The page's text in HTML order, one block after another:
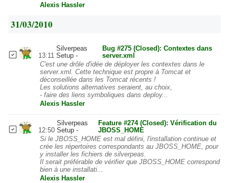
Alexis Hassler
31/03/2010
13:11
Silverpeas
Setup
Bug #275 (Closed): Contextes dans
server.xml
C'est une drôle d'idée de déployer les contextes dans le
server.xml. Cette technique est propre à Tomcat et
déconseillée dans les Tomcat récents !
Les solutions alternatives seraient, au choix,
- faire des liens symboliques dans deploy...
Alexis Hassler
12:50
Silverpeas
Setup
Feature #274 (Closed): Vérification du
JBOSS_HOME
Si le JBOSS_HOME est mal défini, l'installation continue et
crée les répertoires correspondants au JBOSS_HOME, pour
y installer les fichiers de silverpeas.
Il serait préférable de vérifier que JBOSS_HOME correspond
bien à une installati...
Alexis Hassler